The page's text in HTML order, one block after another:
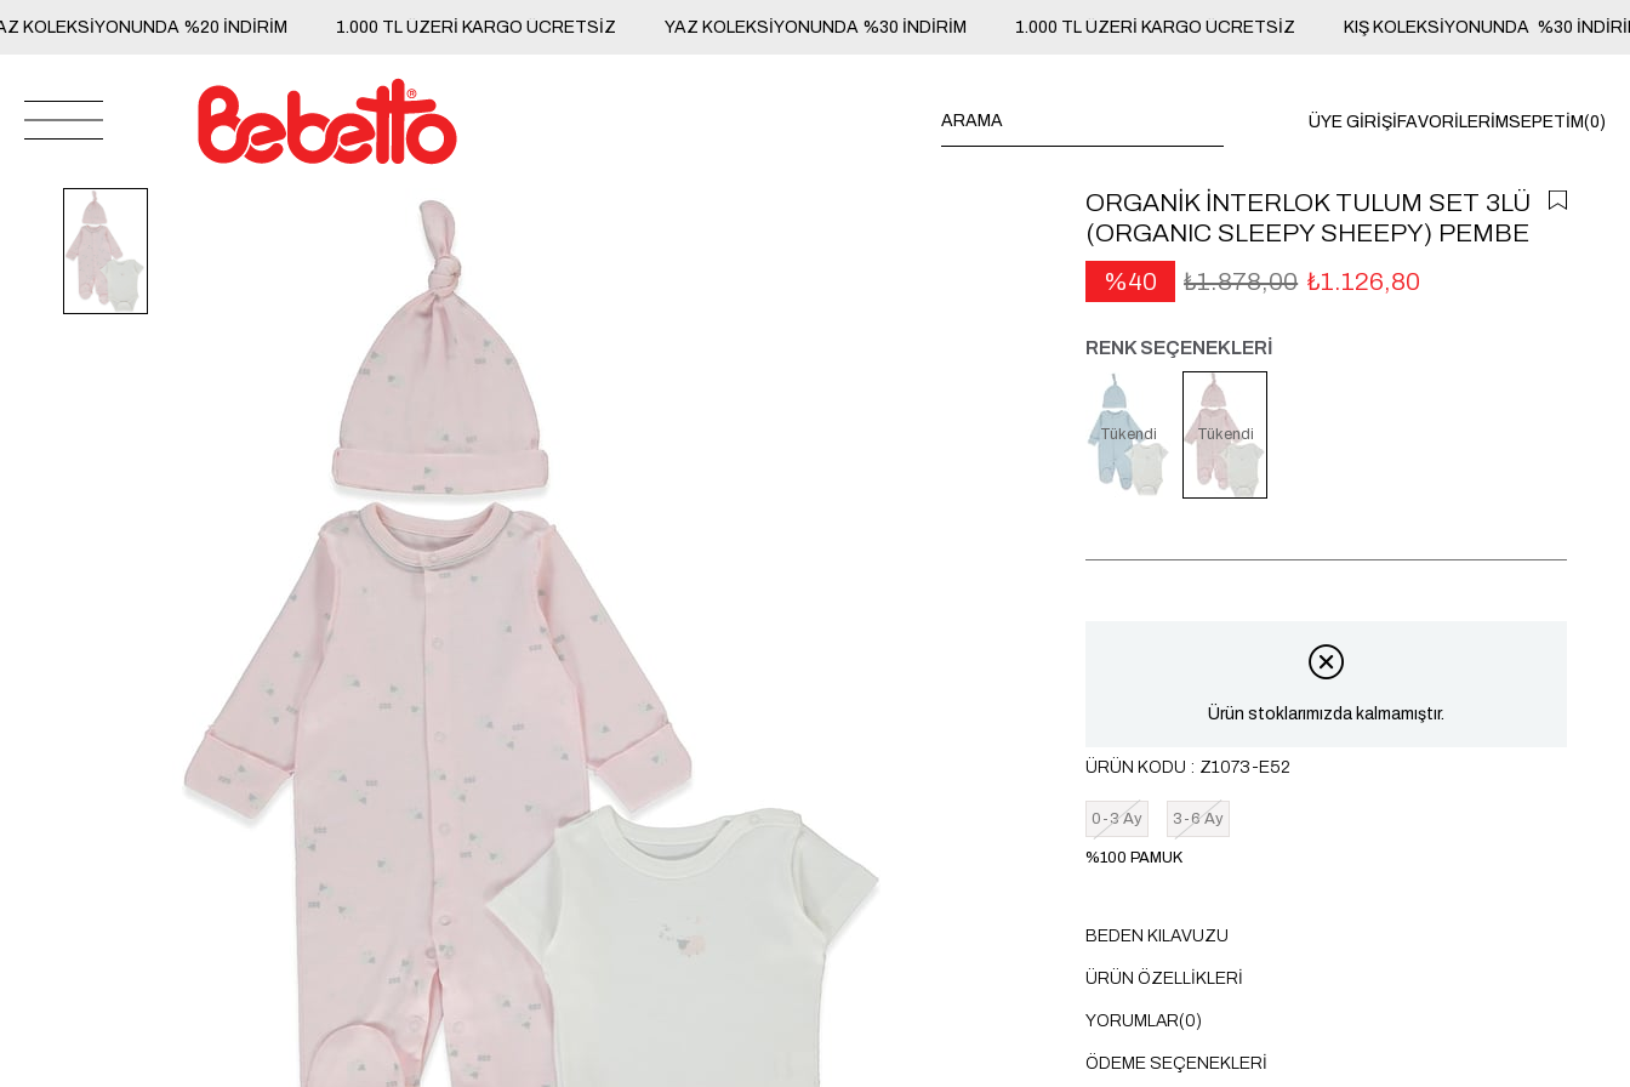
KOLEKSİYONUNDA %20 İNDİRİM 1.000 TL ÜZERİ KARGO ÜCRETSİZ YAZ KOLEKSİYONUNDA %30 İNDİRİM 1.000 TL ÜZERİ KARGO ÜCRETSİZ KIŞ KOLEKSİYONUNDA %30 İNDİRİM
ÜYE GIRIŞIFAVORILERIMSEPETIM 0
ORGANİK İNTERLOK TULUM SET 3LÜ
(ORGANIC SLEEPY SHEEPY) PEMBE
40
₺1.878,00 ₺1.126,80
RENK SEÇENEKLERİ
Tükendi Tükendi
Ürün stoklarımızda kalmamıştır.
ÜRÜN KODU Z1073-E52
0-3 Ay 3-6 Ay
%100 PAMUK
BEDEN KILAVUZU
ÜRÜN ÖZELLIKLERI
YORUMLAR(0)
ÖDEME SEÇENEKLERI